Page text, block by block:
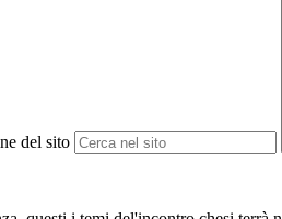
del sito